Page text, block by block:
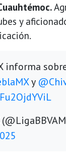
y
informa
y